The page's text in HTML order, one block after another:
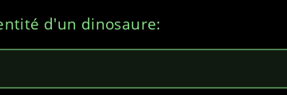
d'un dinosaure: